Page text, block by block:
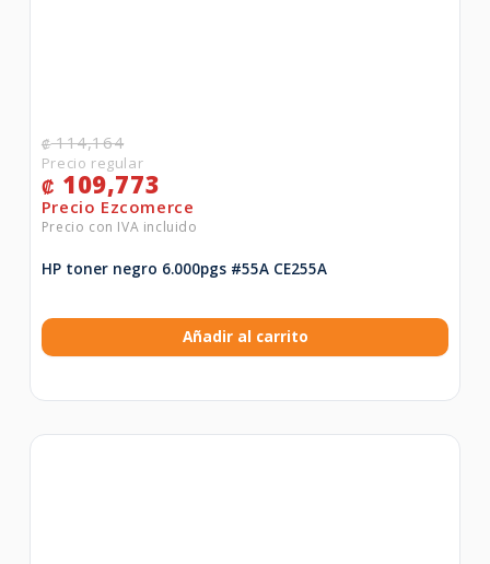
₡114,164
₡ 109,773
HP toner negro 6.000pgs #55A CE255A
Añadir al carrito